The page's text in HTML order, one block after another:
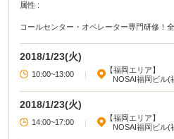
属性 :
コールセンター・オペレーター専門研修！
2018/1/23(火)
10:00~13:00 |
【福岡エリア】
NOSAI福岡ビル(
2018/1/23(火)
14:00~17:00 |
【福岡エリア】
NOSAI福岡ビル(